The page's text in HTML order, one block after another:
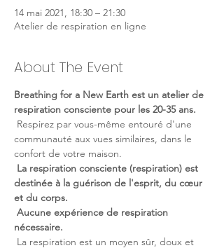
14 mai 2021, 18:30 – 21:30
Atelier de respiration en ligne
About The Event
Breathing for a New Earth est un atelier de
respiration consciente pour les 20-35 ans.
communauté aux vues similaires, dans le
confort de votre maison.
La respiration consciente (respiration) est
destinée à la guérison de l'esprit, du cœur
et du corps.
Aucune expérience de respiration
nécessaire.